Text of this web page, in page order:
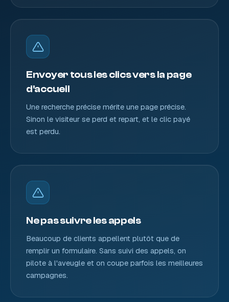
Envoyer tous les clics vers la page
d'accueil
Une recherche précise mérite une page précise.
Sinon le visiteur se perd et repart, et le clic payé
est perdu.
Ne pas suivre les appels
Beaucoup de clients appellent plutôt que de
remplir un formulaire. Sans suivi des appels, on
pilote à l'aveugle et on coupe parfois les meilleures
campagnes.